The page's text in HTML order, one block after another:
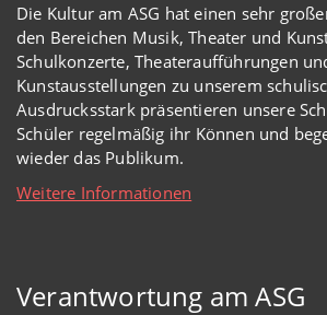
Die Kultur am ASG hat einen sehr
den Bereichen Musik, Theater und
Schulkonzerte, Theateraufführungen
Kunstausstellungen zu unserem
Ausdrucksstark präsentieren unsere
Schüler regelmäßig ihr Können und
wieder das Publikum.
Weitere Informationen
Verantwortung am ASG